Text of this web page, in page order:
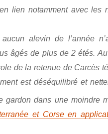
lien notamment avec les
alevin de l’année
âgés de plus de 2 étés.
de la retenue de Carcès
est déséquilibré et
gardon dans une moindre
et Corse en